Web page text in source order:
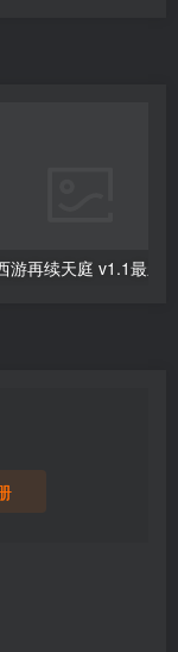
游再续天庭 v1.1最新